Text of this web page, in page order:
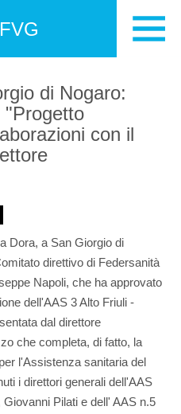
di Nogaro:
"Progetto
con il
Dora, a San Giorgio di
direttivo di Federsanità
Napoli, che ha approvato
dell'AAS 3 Alto Friuli -
dal direttore
che completa, di fatto, la
l'Assistenza sanitaria del
i direttori generali dell'AAS
Pilati e dell' AAS n.5